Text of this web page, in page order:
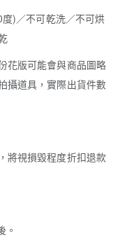
)／不可乾洗／不可烘
花版可能會與商品圖略
攝道具，實際出貨件數
將視損毀程度折扣退款
。